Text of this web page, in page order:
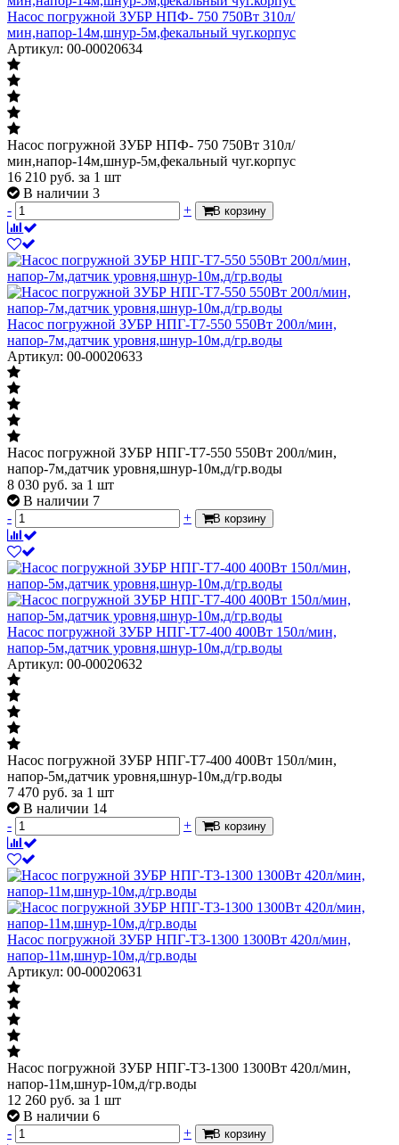
Насос погружной ЗУБР НПФ- 750 750Вт 310л/
мин,напор-14м,шнур-5м,фекальный чуг.корпус
Артикул: 00-00020634
Насос погружной ЗУБР НПФ- 750 750Вт 310л/
мин,напор-14м,шнур-5м,фекальный чуг.корпус
16 210 руб. за 1 шт
В наличии 3
-
+ В корзину
Насос погружной ЗУБР НПГ-Т7-550 550Вт 200л/мин,
напор-7м,датчик уровня,шнур-10м,д/гр.воды
Артикул: 00-00020633
Насос погружной ЗУБР НПГ-Т7-550 550Вт 200л/мин,
напор-7м,датчик уровня,шнур-10м,д/гр.воды
8 030 руб. за 1 шт
В наличии 7
-
+ В корзину
Насос погружной ЗУБР НПГ-Т7-400 400Вт 150л/мин,
напор-5м,датчик уровня,шнур-10м,д/гр.воды
Артикул: 00-00020632
Насос погружной ЗУБР НПГ-Т7-400 400Вт 150л/мин,
напор-5м,датчик уровня,шнур-10м,д/гр.воды
7 470 руб. за 1 шт
В наличии 14
-
+ В корзину
Насос погружной ЗУБР НПГ-Т3-1300 1300Вт 420л/мин,
напор-11м,шнур-10м,д/гр.воды
Артикул: 00-00020631
Насос погружной ЗУБР НПГ-Т3-1300 1300Вт 420л/мин,
напор-11м,шнур-10м,д/гр.воды
12 260 руб. за 1 шт
В наличии 6
-
+ В корзину